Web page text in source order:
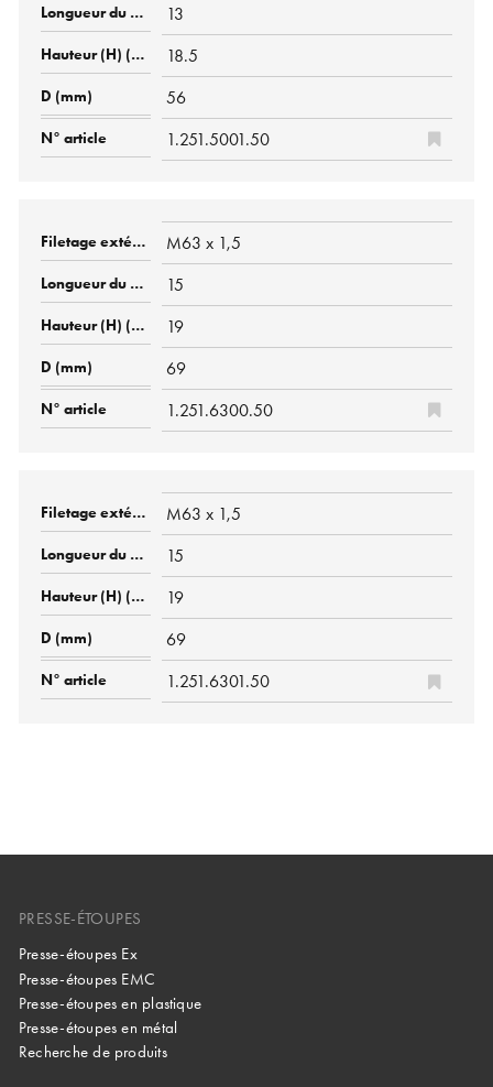
13
18.5
56
1.251.5001.50
M63 x 1,5
15
19
69
1.251.6300.50
M63 x 1,5
15
19
69
1.251.6301.50
PRESSE-ÉTOUPES
Presse-étoupes Ex
Presse-étoupes EMC
Presse-étoupes en plastique
Presse-étoupes en métal
Recherche de produits